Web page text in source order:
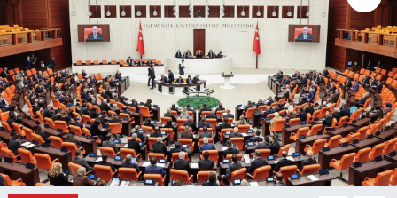
Eleman
Emlak
Gündem
Gurme
Haber